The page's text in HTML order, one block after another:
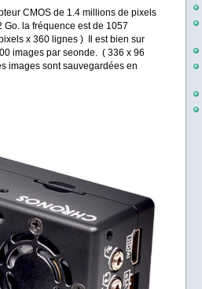
CMOS de 1.4 millions de pixels
la fréquence est de 1057
x 360 lignes ) Il est bien sur
images par seonde. ( 336 x 96
images sont sauvegardées en